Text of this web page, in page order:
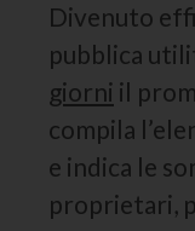
Divenuto
pubblica
giorni il
compila
e indica le
proprietari,